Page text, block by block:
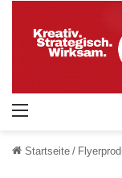
Startseite /